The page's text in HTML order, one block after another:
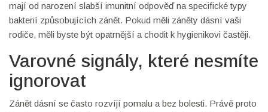
mají od narození slabší imunitní odpověď na specifické typy
bakterií způsobujících zánět. Pokud měli záněty dásní vaši
rodiče, měli byste být opatrnější a chodit k hygienikovi častěji.
Varovné signály, které nesmíte
ignorovat
Zánět dásní se často rozvíjí pomalu a bez bolesti. Právě proto